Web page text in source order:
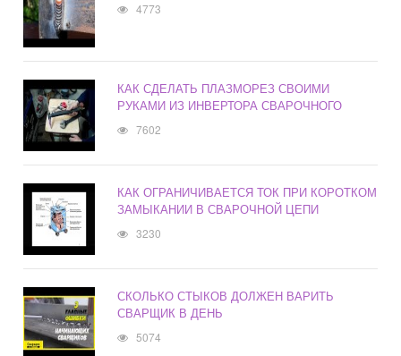
4773
КАК СДЕЛАТЬ ПЛАЗМОРЕЗ СВОИМИ
РУКАМИ ИЗ ИНВЕРТОРА СВАРОЧНОГО
7602
КАК ОГРАНИЧИВАЕТСЯ ТОК ПРИ КОРОТКОМ
ЗАМЫКАНИИ В СВАРОЧНОЙ ЦЕПИ
3230
СКОЛЬКО СТЫКОВ ДОЛЖЕН ВАРИТЬ
СВАРЩИК В ДЕНЬ
5074